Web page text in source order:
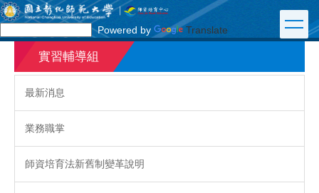
跳
到
主
內
Powered by Translate
實習輔導組
最新消息
業務職掌
師資培育法新舊制變革說明